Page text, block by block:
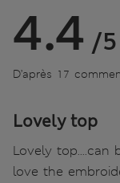
4.4 /5
D’après 17
Lovely top
Lovely top....can
love the